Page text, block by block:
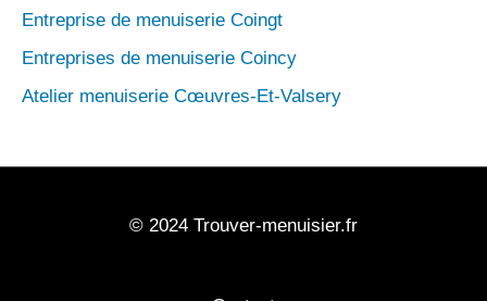
Entreprise de menuiserie Coingt
Entreprises de menuiserie Coincy
Atelier menuiserie Cœuvres-Et-Valsery
© 2024 Trouver-menuisier.fr